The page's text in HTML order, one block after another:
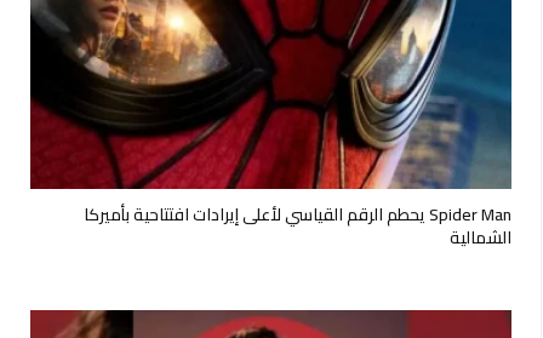
Spider Man يحطم الرقم القياسي لأعلى إيرادات افتتاحية بأميركا
الشمالية